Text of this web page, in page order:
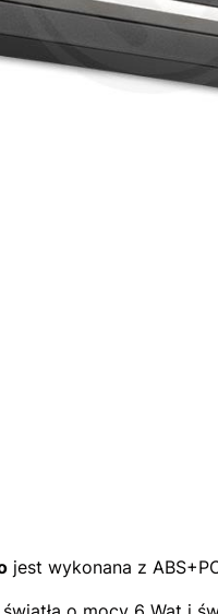
jest wykonana z